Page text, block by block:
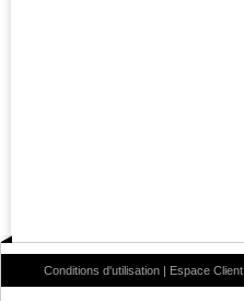
Conditions d'utilisation | Espace Client